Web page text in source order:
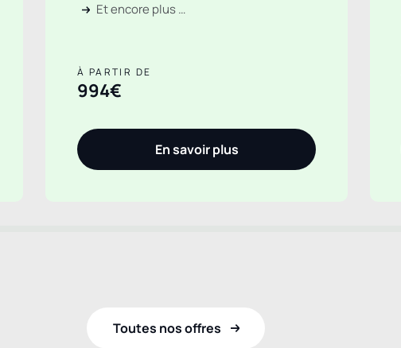
Et encore plus …
À PARTIR DE
994€
En savoir plus
Toutes nos offres